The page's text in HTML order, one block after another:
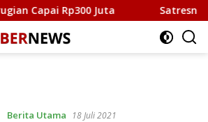
Rp300 Juta Satresnarkoba
Berita Utama 18 Juli 2021